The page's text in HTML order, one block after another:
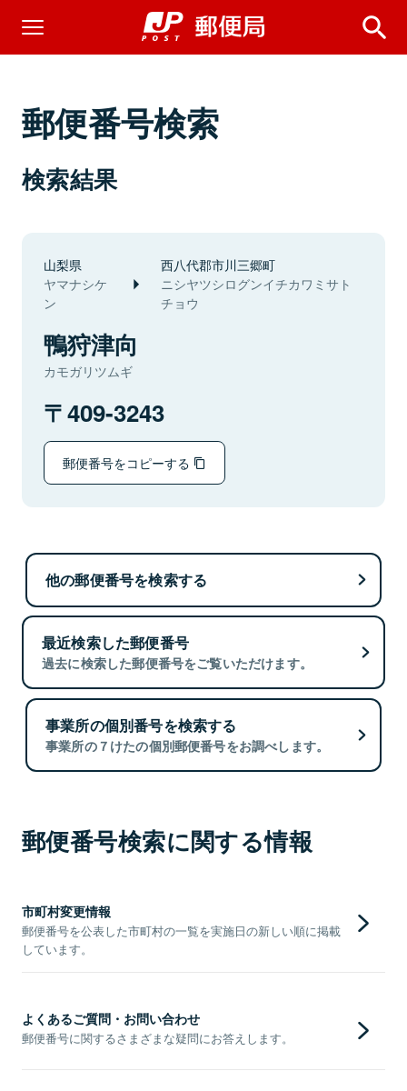
郵便番号検索
検索結果
山梨県
ヤマナシケ
ン
西八代郡市川三郷町
ニシヤツシログンイチカワミサト
チョウ
鴨狩津向
カモガリツムギ
409-3243
郵便番号をコピーする
他の郵便番号を検索する
最近検索した郵便番号
過去に検索した郵便番号をご覧いただけます。
事業所の個別番号を検索する
事業所の７けたの個別郵便番号をお調べします。
郵便番号検索に関する情報
市町村変更情報
郵便番号を公表した市町村の一覧を実施日の新しい順に掲載
しています。
よくあるご質問・お問い合わせ
郵便番号に関するさまざまな疑問にお答えします。